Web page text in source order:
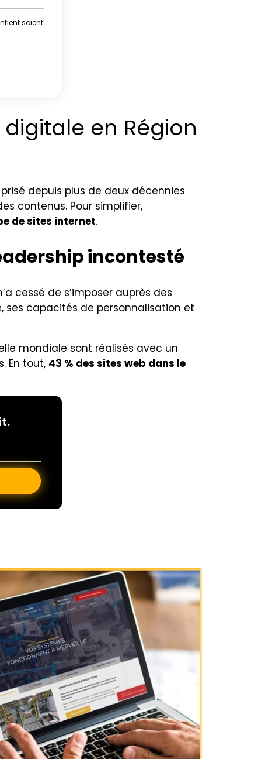
soient
en Région
depuis plus de deux décennies
contenus. Pour simplifier,
de sites internet.
incontesté
cessé de s’imposer auprès des
ses capacités de personnalisation et
mondiale sont réalisés avec un
En tout, 43 % des sites web dans le